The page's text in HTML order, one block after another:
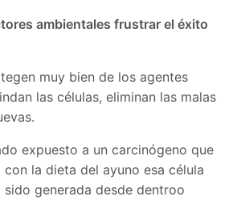
ambientales frustrar el éxito
muy bien de los agentes
las células, eliminan las malas
expuesto a un carcinógeno que
la dieta del ayuno esa célula
sido generada desde dentroo